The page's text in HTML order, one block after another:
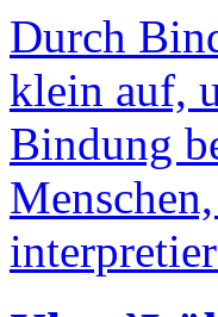
Durch
klein auf,
Bindung